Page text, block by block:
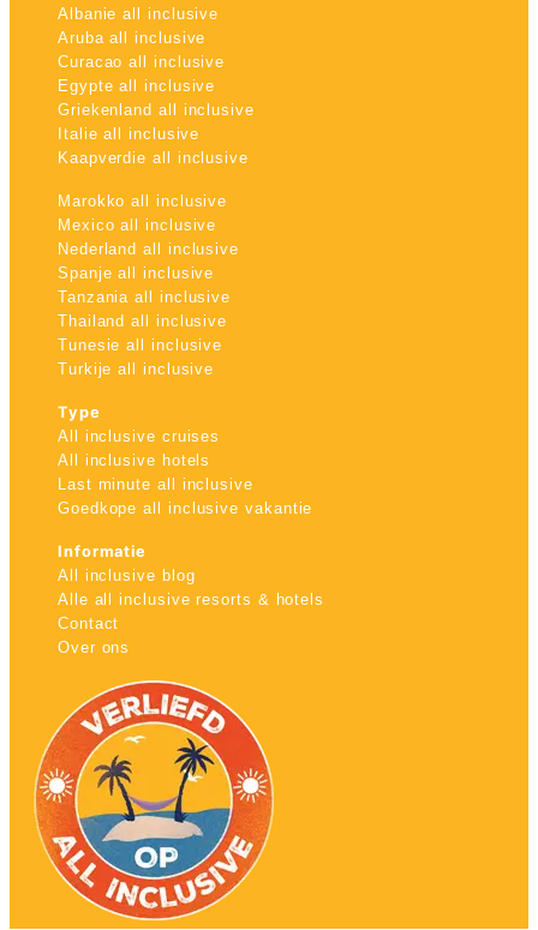
Albanie all inclusive
Aruba all inclusive
Curacao all inclusive
Egypte all inclusive
Griekenland all inclusive
Italie all inclusive
Kaapverdie all inclusive
Marokko all inclusive
Mexico all inclusive
Nederland all inclusive
Spanje all inclusive
Tanzania all inclusive
Thailand all inclusive
Tunesie all inclusive
Turkije all inclusive
Type
All inclusive cruises
All inclusive hotels
Last minute all inclusive
Goedkope all inclusive vakantie
Informatie
All inclusive blog
Alle all inclusive resorts & hotels
Contact
Over ons